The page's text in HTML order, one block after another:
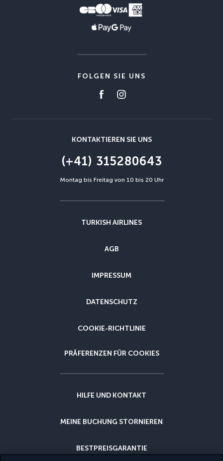
FOLGEN SIE UNS
KONTAKTIEREN SIE UNS
(+41) 315280643
Montag bis Freitag von 10 bis 20 Uhr
TURKISH AIRLINES
AGB
IMPRESSUM
DATENSCHUTZ
COOKIE-RICHTLINIE
PRÄFERENZEN FÜR COOKIES
HILFE UND KONTAKT
MEINE BUCHUNG STORNIEREN
BESTPREISGARANTIE